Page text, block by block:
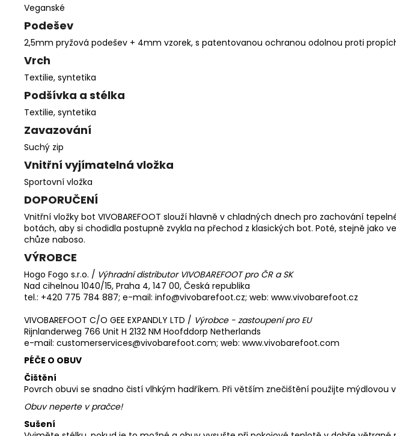
Veganské
Podešev
2,5mm pryžová podešev + 4mm vzorek, s patentovanou ochranou odolnou proti
Vrch
Textilie, syntetika
Podšívka a stélka
Textilie, syntetika
Zavazování
Suchý zip
Vnitřní vyjímatelná vložka
Sportovní vložka
DOPORUČENÍ
Vnitřní vložky bot VIVOBAREFOOT slouží hlavně v chladných dnech pro zachování
botách, aby si chodidla postupně zvykla na přechod z klasických bot. Poté, stejně
chůze naboso.
VÝROBCE
Hogo Fogo s.r.o. / Výhradní distributor VIVOBAREFOOT pro ČR a SK
Nad cihelnou 1040/15, Praha 4, 147 00, Česká republika
tel.: +420 775 784 887; e-mail: info@vivobarefoot.cz; web: www.vivobarefoot.cz
VIVOBAREFOOT C/O GEE EXPANDLY LTD / Výrobce - zastoupení pro EU
Rijnlanderweg 766 Unit H 2132 NM Hoofddorp Netherlands
e-mail: customerservices@vivobarefoot.com; web: www.vivobarefoot.com
PÉČE O OBUV
Čištění
Povrch obuvi se snadno čistí vlhkým hadříkem. Při větším znečištění použijte
Obuv neperte v pračce!
Sušení